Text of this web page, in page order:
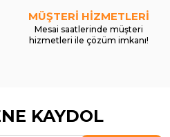
MÜŞTERİ HİZMETLERİ
Mesai saatlerinde müşteri
hizmetleri ile çözüm imkanı!
KAYDOL